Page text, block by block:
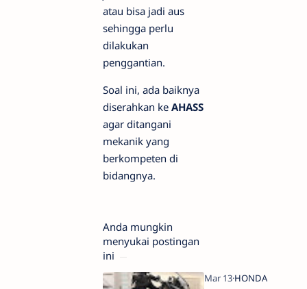
atau bisa jadi aus
sehingga perlu
dilakukan
penggantian.
Soal ini, ada baiknya
diserahkan ke AHASS
agar ditangani
mekanik yang
berkompeten di
bidangnya.
Anda mungkin
menyukai postingan
ini